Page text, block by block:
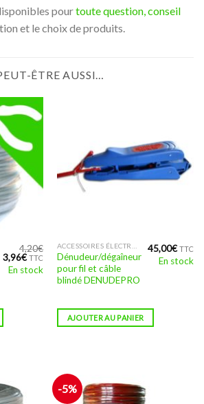
pourtoute question, conseil
et le choix de produits.
ÊTRE AUSSI…
4,20€
Le
prix
initial
3,96€Le
prix
actuel
TTC
En stock
Dénudeur/dégaîneur
pour fil et câble
blindé DENUDEPRO
45,00€ TTC
En stock
AJOUTER AU PANIER
-5%